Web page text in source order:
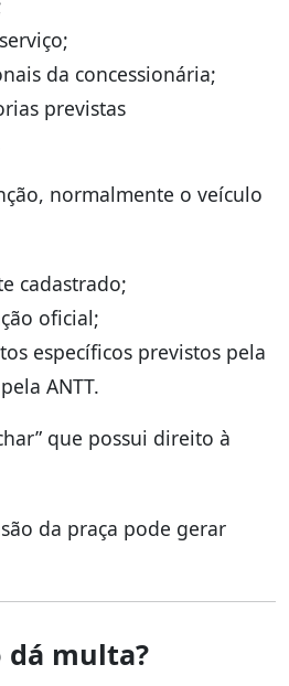
da concessionária;
previstas
normalmente o veículo
cadastrado;
oficial;
específicos previstos pela
ANTT.
que possui direito à
da praça pode gerar
dá multa?